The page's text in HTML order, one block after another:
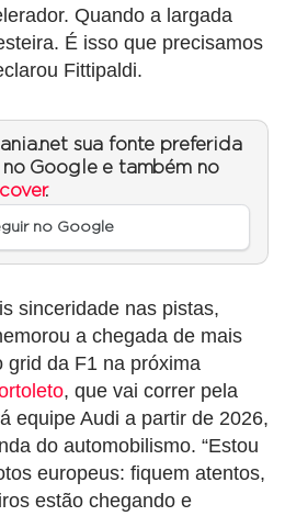
Quando a largada
É isso que precisamos
Fittipaldi.
sua fonte preferida
Google e também no
.
no Google
sinceridade nas pistas,
a chegada de mais
grid da F1 na próxima
, que vai correr pela
equipe Audi a partir de 2026,
do automobilismo. “Estou
europeus: fiquem atentos,
estão chegando e